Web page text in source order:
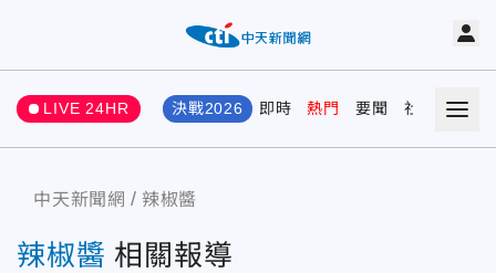
LIVE 24HR 決戰2026 即時 熱門 要聞 社會 娛樂
中天新聞網 辣椒醬
辣椒醬 相關報導